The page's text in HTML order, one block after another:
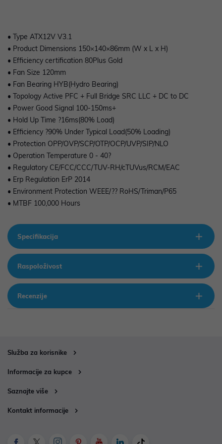
• Type ATX12V V3.1
• Product Dimensions 150×140×86mm (W x L x H)
• Efficiency certification 80Plus Gold
• Fan Size 120mm
• Fan Bearing HYB(Hydro Bearing)
• Topology Active PFC + Full Bridge SRC LLC + DC to DC
• Power Good Signal 100-150ms+
• Hold Up Time ?16ms(80% Load)
• Efficiency ?90% Under Typical Load(50% Loading)
• Protection OPP/OVP/SCP/OTP/OCP/UVP/SIP/NLO
• Operation Temperature 0 - 40?
• Regulatory CE/FCC/CCC/TUV-RH/cTUVus/RCM/EAC
• Erp Regulation ErP 2014
• Environment Protection WEEE/?? RoHS/Triman/P65
• MTBF 100,000 Hours
Specifikacija
Raspoloživost
Recenzije
Služba za korisnike
Informacije za kupce
Saznajte više
Kontakt informacije